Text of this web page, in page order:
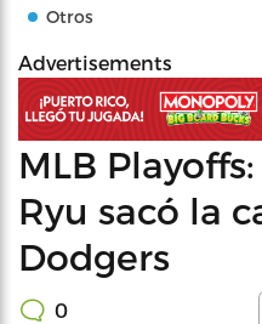
Otros
Advertisements
MLB
Ryu sacó la
Dodgers
0